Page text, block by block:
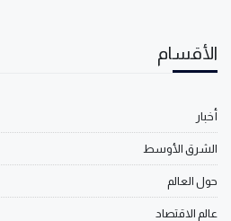
الأقسام
أخبار
الشرق الأوسط
حول العالم
عالم الاقتصاد